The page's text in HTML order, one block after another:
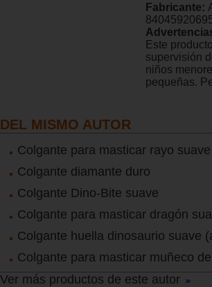
Fabricante:
Este
supervisión
niños
pequeñas.
DEL MISMO AUTOR
Colgante para masticar rayo suave
Colgante diamante duro
Colgante Dino-Bite suave
Colgante para masticar dragón
Colgante huella dinosaurio suave
Colgante para masticar muñeco
Ver más productos de este autor